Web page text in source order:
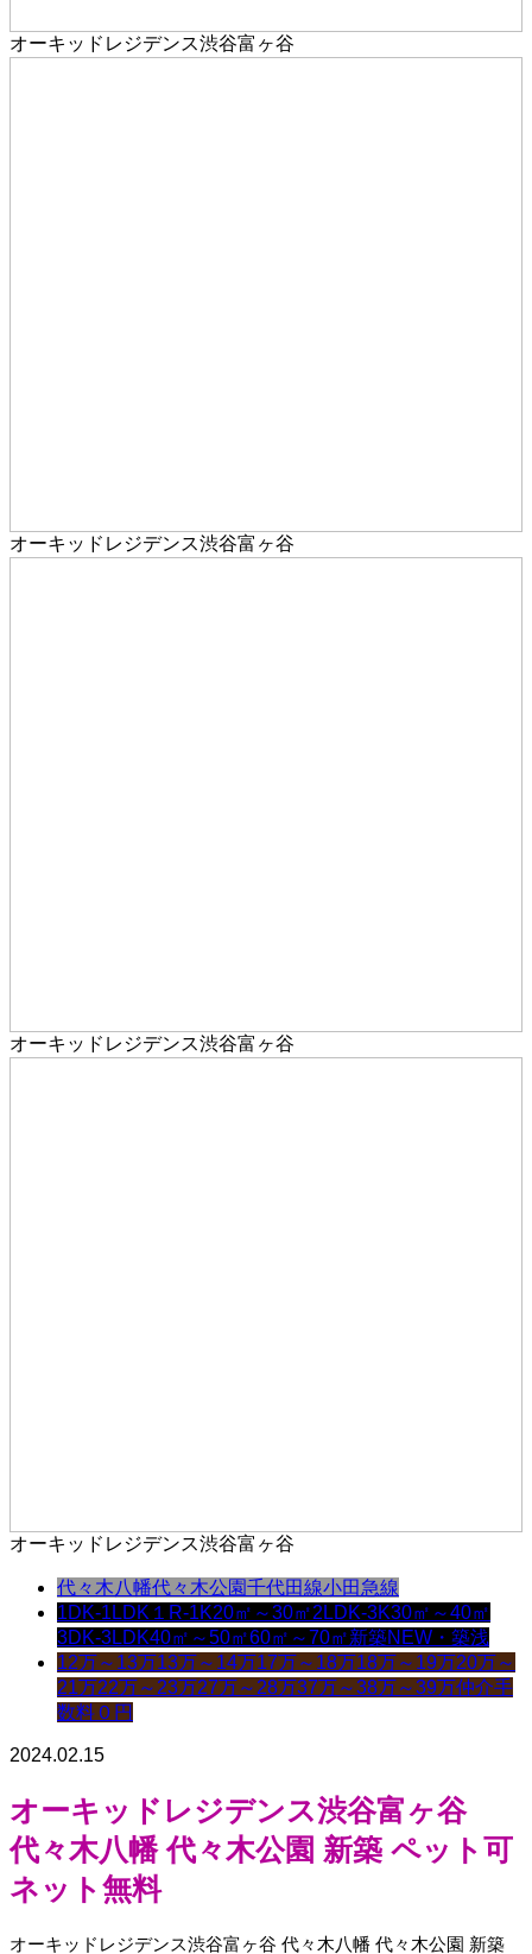
オーキッドレジデンス渋谷富ヶ谷
オーキッドレジデンス渋谷富ヶ谷
オーキッドレジデンス渋谷富ヶ谷
オーキッドレジデンス渋谷富ヶ谷
代々木八幡代々木公園千代田線小田急線
1DK-1LDK １R-1K20㎡～30㎡2LDK-3K30㎡～40㎡
3DK-3LDK40㎡～50㎡60㎡～70㎡新築NEW・築浅
12万～13万13万～14万17万～18万18万～19万20万～
21万22万～23万27万～28万37万～38万～39万仲介手
数料０円
2024.02.15
オーキッドレジデンス渋谷富ヶ谷
代々木八幡 代々木公園 新築 ペット可
ネット無料
オーキッドレジデンス渋谷富ヶ谷 代々木八幡 代々木公園 新築